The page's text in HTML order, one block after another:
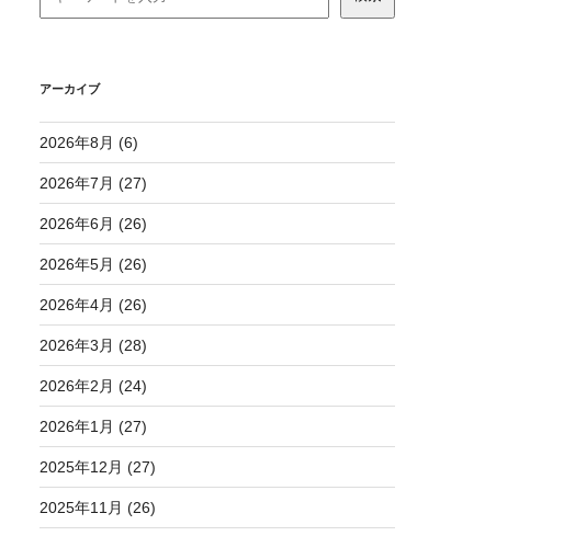
アーカイブ
2026年8月 (6)
2026年7月 (27)
2026年6月 (26)
2026年5月 (26)
2026年4月 (26)
2026年3月 (28)
2026年2月 (24)
2026年1月 (27)
2025年12月 (27)
2025年11月 (26)